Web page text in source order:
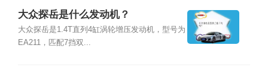
大众探岳是什么发动机？
大众探岳是1.4T直列4缸涡轮增压发动机，型号为
EA211，匹配7挡双...